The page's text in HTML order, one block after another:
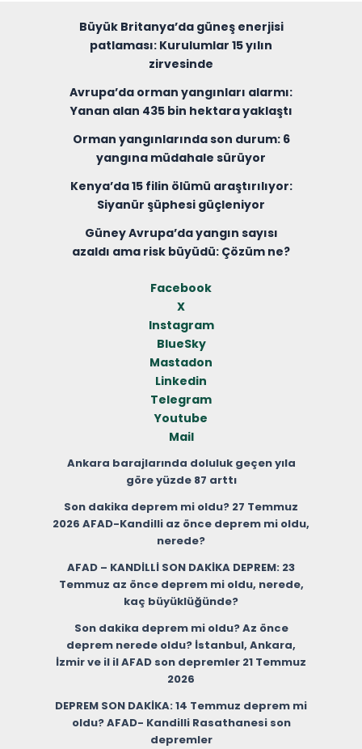
Büyük Britanya’da güneş enerjisi
patlaması: Kurulumlar 15 yılın
zirvesinde
Avrupa’da orman yangınları alarmı:
Yanan alan 435 bin hektara yaklaştı
Orman yangınlarında son durum: 6
yangına müdahale sürüyor
Kenya’da 15 filin ölümü araştırılıyor:
Siyanür şüphesi güçleniyor
Güney Avrupa’da yangın sayısı
azaldı ama risk büyüdü: Çözüm ne?
Facebook
X
Instagram
BlueSky
Mastadon
Linkedin
Telegram
Youtube
Mail
Ankara barajlarında doluluk geçen yıla
göre yüzde 87 arttı
Son dakika deprem mi oldu? 27 Temmuz
2026 AFAD-Kandilli az önce deprem mi oldu,
nerede?
AFAD – KANDİLLİ SON DAKİKA DEPREM: 23
Temmuz az önce deprem mi oldu, nerede,
kaç büyüklüğünde?
Son dakika deprem mi oldu? Az önce
deprem nerede oldu? İstanbul, Ankara,
İzmir ve il il AFAD son depremler 21 Temmuz
2026
DEPREM SON DAKİKA: 14 Temmuz deprem mi
oldu? AFAD- Kandilli Rasathanesi son
depremler